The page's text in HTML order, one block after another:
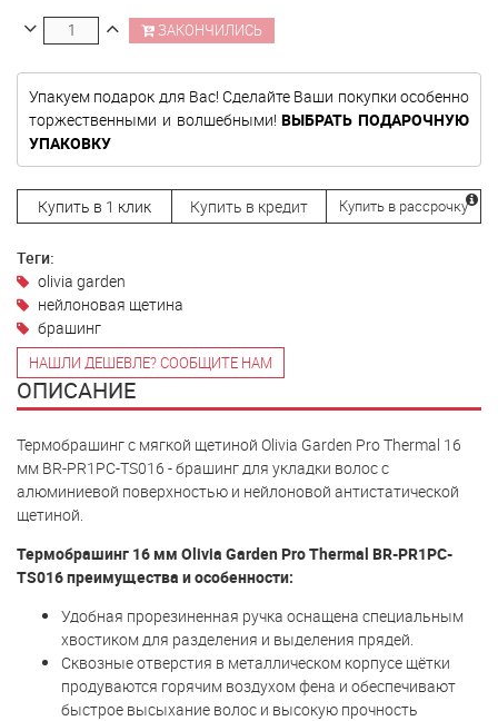
ЗАКОНЧИЛИСЬ
Упакуем подарок для Вас! Сделайте Ваши покупки особенно
торжественными и волшебными!ВЫБРАТЬ ПОДАРОЧНУЮ
УПАКОВКУ
Купить в 1 клик Купить в кредит Купить в рассрочку
Теги:
olivia garden
нейлоновая щетина
брашинг
НАШЛИ ДЕШЕВЛЕ? СООБЩИТЕ НАМ
ОПИСАНИЕ
Термобрашинг с мягкой щетиной Olivia Garden Pro Thermal 16
мм BR-PR1PC-TS016 - брашинг для укладки волос с
алюминиевой поверхностью и нейлоновой антистатической
щетиной.
Термобрашинг 16 мм Olivia Garden Pro Thermal BR-PR1PC-
TS016 преимущества и особенности:
Удобная прорезиненная ручка оснащена специальным
хвостиком для разделения и выделения прядей.
Сквозные отверстия в металлическом корпусе щётки
продуваются горячим воздухом фена и обеспечивают
быстрое высыхание волос и высокую прочность